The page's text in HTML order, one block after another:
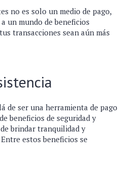
no es solo un medio de pago,
un mundo de beneficios
transacciones sean aún más
de ser una herramienta de pago
beneficios de seguridad y
brindar tranquilidad y
estos beneficios se